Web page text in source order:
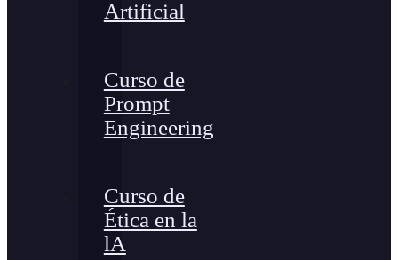
Artificial
Curso de
Prompt
Engineering
Curso de
Ética en la
lA